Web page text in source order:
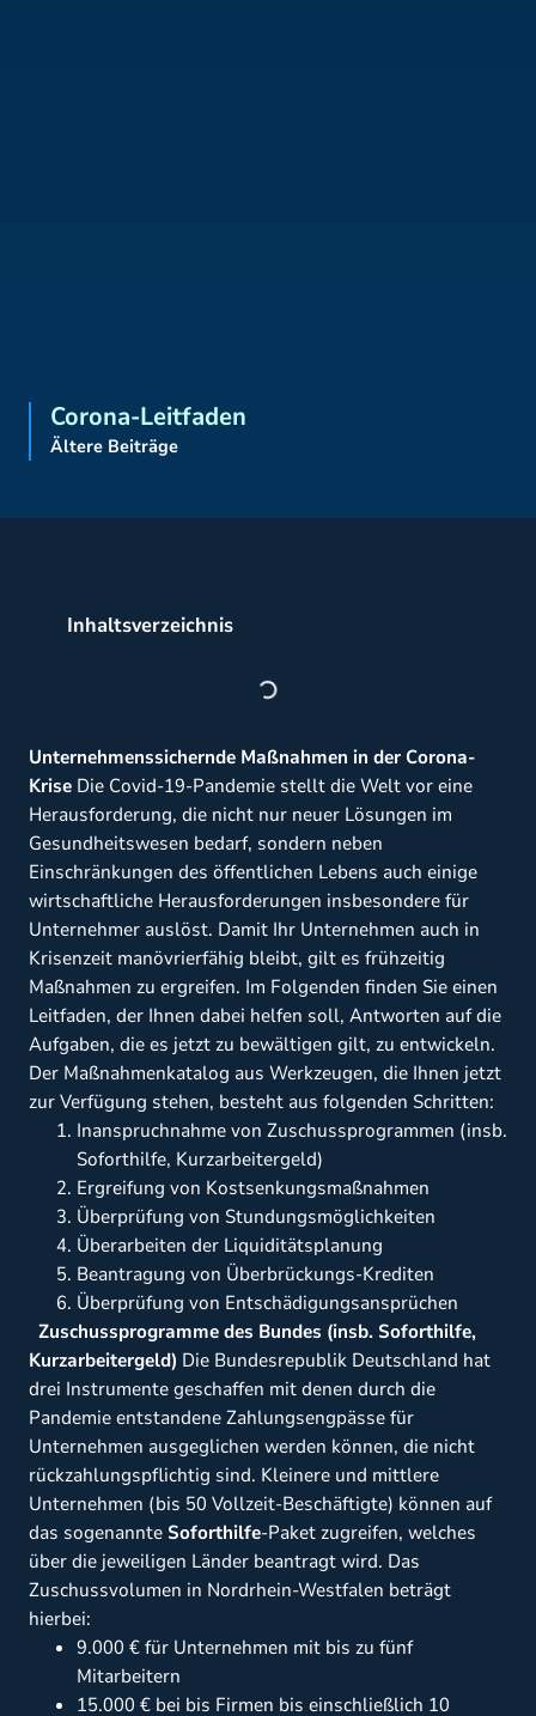
Corona-Leitfaden
Ältere Beiträge
Inhaltsverzeichnis
Unternehmenssichernde Maßnahmen in der Corona-
Krise Die Covid-19-Pandemie stellt die Welt vor eine
Herausforderung, die nicht nur neuer Lösungen im
Gesundheitswesen bedarf, sondern neben
Einschränkungen des öffentlichen Lebens auch einige
wirtschaftliche Herausforderungen insbesondere für
Unternehmer auslöst. Damit Ihr Unternehmen auch in
Krisenzeit manövrierfähig bleibt, gilt es frühzeitig
Maßnahmen zu ergreifen. Im Folgenden finden Sie einen
Leitfaden, der Ihnen dabei helfen soll, Antworten auf die
Aufgaben, die es jetzt zu bewältigen gilt, zu entwickeln.
Der Maßnahmenkatalog aus Werkzeugen, die Ihnen jetzt
zur Verfügung stehen, besteht aus folgenden Schritten:
Inanspruchnahme von Zuschussprogrammen (insb.
Soforthilfe, Kurzarbeitergeld)
Ergreifung von Kostsenkungsmaßnahmen
Überprüfung von Stundungsmöglichkeiten
Überarbeiten der Liquiditätsplanung
Beantragung von Überbrückungs-Krediten
Überprüfung von Entschädigungsansprüchen
Zuschussprogramme des Bundes (insb. Soforthilfe,
Kurzarbeitergeld) Die Bundesrepublik Deutschland hat
drei Instrumente geschaffen mit denen durch die
Pandemie entstandene Zahlungsengpässe für
Unternehmen ausgeglichen werden können, die nicht
rückzahlungspflichtig sind. Kleinere und mittlere
Unternehmen (bis 50 Vollzeit-Beschäftigte) können auf
das sogenannte Soforthilfe-Paket zugreifen, welches
über die jeweiligen Länder beantragt wird. Das
Zuschussvolumen in Nordrhein-Westfalen beträgt
hierbei:
9.000 € für Unternehmen mit bis zu fünf
Mitarbeitern
15.000 € bei bis Firmen bis einschließlich 10